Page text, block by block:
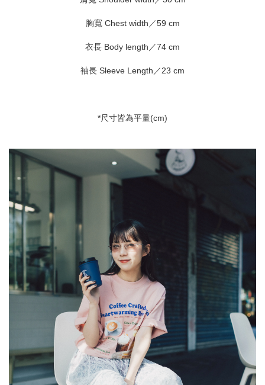
胸寬 Chest width／59 cm
衣長 Body length／74 cm
袖長 Sleeve Length／23 cm
*尺寸皆為平量(cm)